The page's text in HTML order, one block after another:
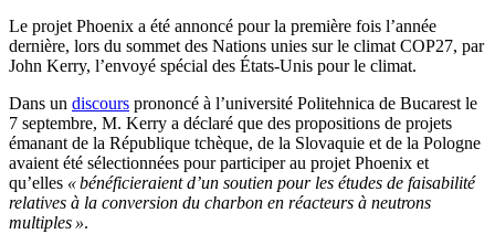
Le projet Phoenix a été annoncé pour la première fois l’année
dernière, lors du sommet des Nations unies sur le climat COP27, par
John Kerry, l’envoyé spécial des États-Unis pour le climat.
Dans un discours prononcé à l’université Politehnica de Bucarest le
7 septembre, M. Kerry a déclaré que des propositions de projets
émanant de la République tchèque, de la Slovaquie et de la Pologne
avaient été sélectionnées pour participer au projet Phoenix et
qu’elles « bénéficieraient d’un soutien pour les études de faisabilité
relatives à la conversion du charbon en réacteurs à neutrons
multiples ».